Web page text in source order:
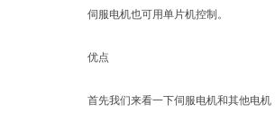
伺服电机也可用单片机控制。
优点
首先我们来看一下伺服电机和其他电